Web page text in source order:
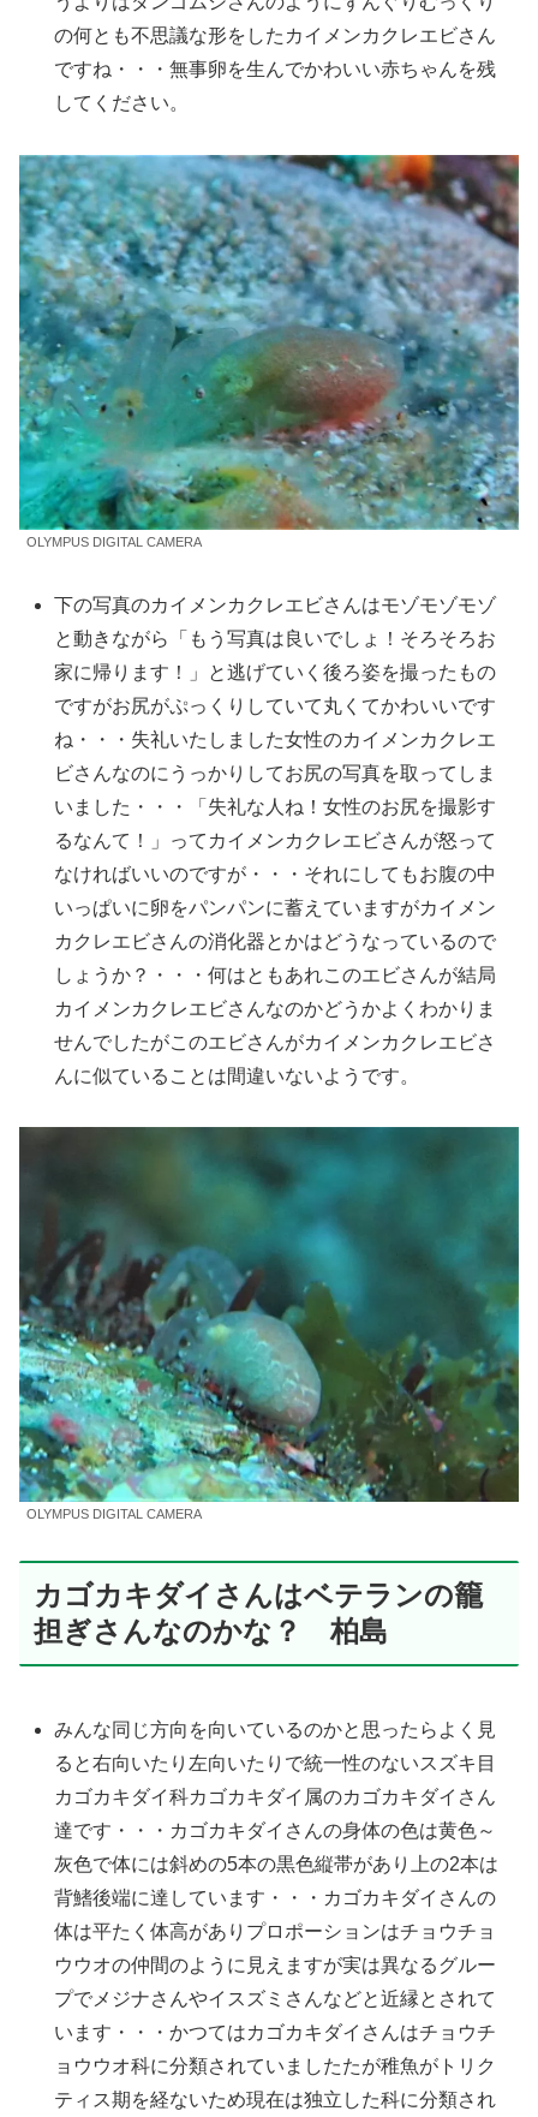
の何とも不思議な形をしたカイメンカクレエビさん
ですね・・・無事卵を生んでかわいい赤ちゃんを残
してください。
OLYMPUS DIGITAL CAMERA
下の写真のカイメンカクレエビさんはモゾモゾモゾ
と動きながら「もう写真は良いでしょ！そろそろお
家に帰ります！」と逃げていく後ろ姿を撮ったもの
ですがお尻がぷっくりしていて丸くてかわいいです
ね・・・失礼いたしました女性のカイメンカクレエ
ビさんなのにうっかりしてお尻の写真を取ってしま
いました・・・「失礼な人ね！女性のお尻を撮影す
るなんて！」ってカイメンカクレエビさんが怒って
なければいいのですが・・・それにしてもお腹の中
いっぱいに卵をパンパンに蓄えていますがカイメン
カクレエビさんの消化器とかはどうなっているので
しょうか？・・・何はともあれこのエビさんが結局
カイメンカクレエビさんなのかどうかよくわかりま
せんでしたがこのエビさんがカイメンカクレエビさ
んに似ていることは間違いないようです。
OLYMPUS DIGITAL CAMERA
カゴカキダイさんはベテランの籠
担ぎさんなのかな？ 柏島
みんな同じ方向を向いているのかと思ったらよく見
ると右向いたり左向いたりで統一性のないスズキ目
カゴカキダイ科カゴカキダイ属のカゴカキダイさん
達です・・・カゴカキダイさんの身体の色は黄色～
灰色で体には斜めの5本の黒色縦帯があり上の2本は
背鰭後端に達しています・・・カゴカキダイさんの
体は平たく体高がありプロポーションはチョウチョ
ウウオの仲間のように見えますが実は異なるグルー
プでメジナさんやイスズミさんなどと近縁とされて
います・・・かつてはカゴカキダイさんはチョウチ
ョウウオ科に分類されていましたたが稚魚がトリク
ティス期を経ないため現在は独立した科に分類され